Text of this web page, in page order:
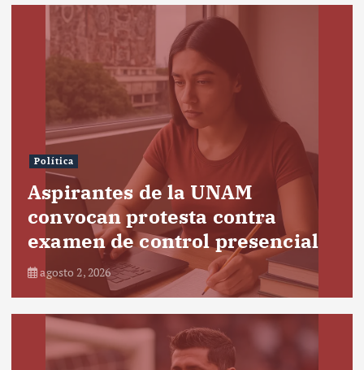
Política
Aspirantes de la UNAM
convocan protesta contra
examen de control presencial
agosto 2, 2026